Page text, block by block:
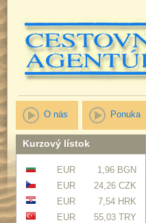
O nás Ponuka
Kurzový lístok
EUR
1,96 BGN
EUR
24,26 CZK
EUR
7,54 HRK
EUR
55,03 TRY